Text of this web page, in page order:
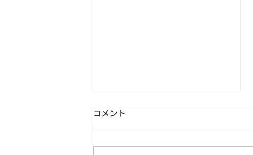
コメント